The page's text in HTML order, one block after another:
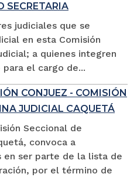
SECRETARIA
judiciales que se
en esta Comisión
a quienes integren
el cargo de...
CONJUEZ - COMISIÓN
JUDICIAL CAQUETÁ
Seccional de
convoca a
en ser parte de la lista de
por el término de